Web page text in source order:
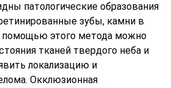
патологические образования
зубы, камни в
помощью этого метода можно
тканей твердого неба и
локализацию и
Окклюзионная